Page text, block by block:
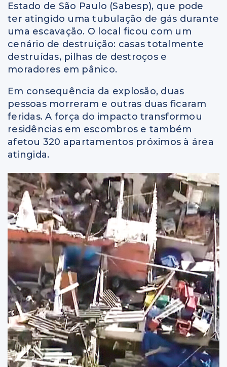
Estado de São Paulo (Sabesp), que pode
ter atingido uma tubulação de gás durante
uma escavação. O local ficou com um
cenário de destruição: casas totalmente
destruídas, pilhas de destroços e
moradores em pânico.
Em consequência da explosão, duas
pessoas morreram e outras duas ficaram
feridas. A força do impacto transformou
residências em escombros e também
afetou 320 apartamentos próximos à área
atingida.